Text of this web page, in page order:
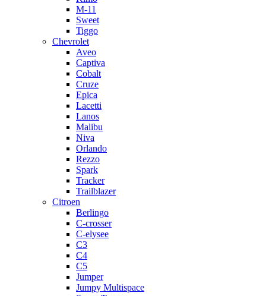
M-11
Sweet
Tiggo
Chevrolet
Aveo
Captiva
Cobalt
Cruze
Epica
Lacetti
Lanos
Malibu
Niva
Orlando
Rezzo
Spark
Tracker
Trailblazer
Citroen
Berlingo
C-crosser
C-elysee
C3
C4
C5
Jumper
Jumpy Multispace